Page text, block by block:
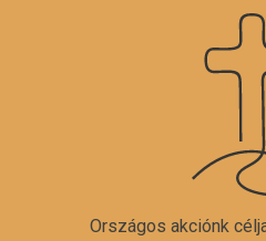
Országos akciónk